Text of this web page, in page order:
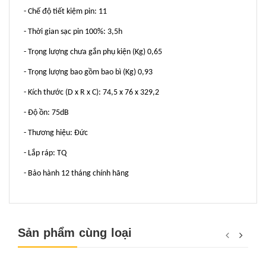
- Chế độ tiết kiệm pin: 11
- Thời gian sạc pin 100%: 3,5h
- Trọng lượng chưa gắn phụ kiện (Kg) 0,65
- Trọng lượng bao gồm bao bì (Kg) 0,93
- Kích thước (D x R x C): 74,5 x 76 x 329,2
- Độ ồn: 75dB
- Thương hiệu: Đức
- Lắp ráp: TQ
- Bảo hành 12 tháng chính hãng
Sản phẩm cùng loại